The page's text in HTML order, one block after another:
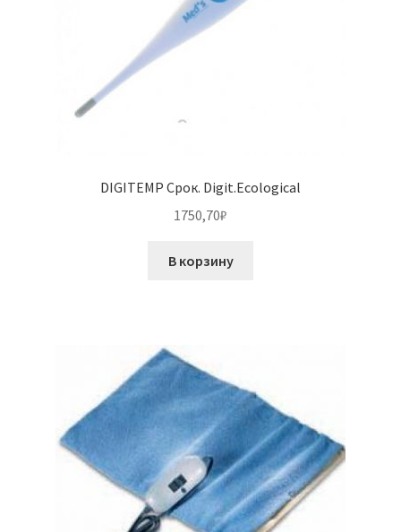
DIGITEMP Срок. Digit.Ecological
1750,70₽
В корзину